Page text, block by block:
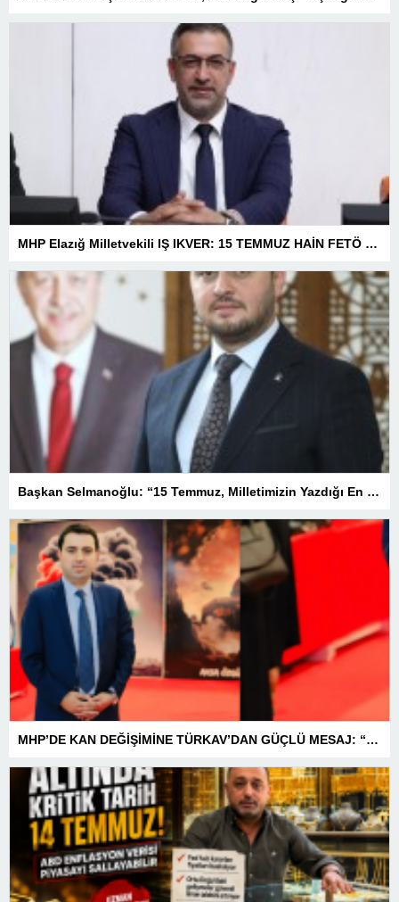
MHP Elazığ Milletvekili IŞ IKVER: 15 TEMMUZ HAİN FETÖ KALKIŞMASI TÜRKİYE’Yİ İŞGAL GİRİŞİMİDİR
Başkan Selmanoğlu: “15 Temmuz, Milletimizin Yazdığı En Büyük Demokrasi Destanlarından Biridir”
MHP’DE KAN DEĞİŞİMİNE TÜRKAV’DAN GÜÇLÜ MESAJ: “BİRLİK VE BERABERLİKLE DAHA GÜÇLÜYÜZ”